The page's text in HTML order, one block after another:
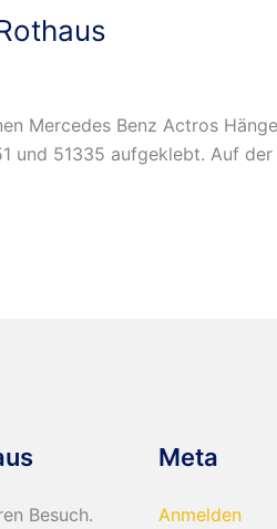
Mercedes Benz Actros
und 51335 aufgeklebt. Auf
Besuch.
Meta
Anmelden